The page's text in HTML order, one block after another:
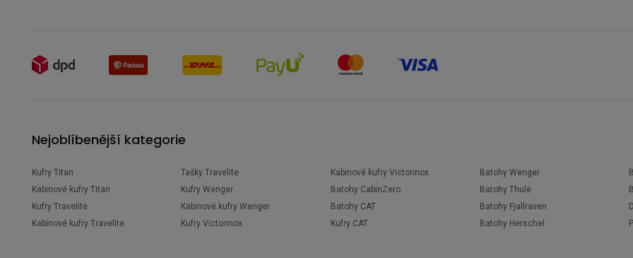
Nejoblíbenější kategorie
Kufry Titan
Kabinové kufry Titan
Kufry Travelite
Kabinové kufry Travelite
Tašky Travelite
Kufry Wenger
Kabinové kufry Wenger
Kufry Victorinox
Kabinové kufry Victorinox
Batohy CabinZero
Batohy CAT
Kufry CAT
Batohy Wenger
Batohy Thule
Batohy Fjallraven
Batohy Herschel